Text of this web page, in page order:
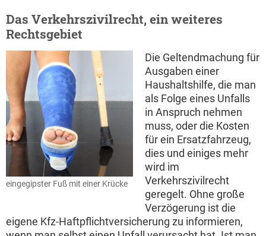
Das Verkehrszivilrecht, ein weiteres
Rechtsgebiet
eingegipster Fuß mit einer Krücke
Die Geltendmachung für
Ausgaben einer
Haushaltshilfe, die man
als Folge eines Unfalls
in Anspruch nehmen
muss, oder die Kosten
für ein Ersatzfahrzeug,
dies und einiges mehr
wird im
Verkehrszivilrecht
geregelt. Ohne große
Verzögerung ist die
eigene Kfz-Haftpflichtversicherung zu informieren,